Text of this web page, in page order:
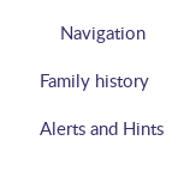
Navigation
Family history
Alerts and Hints